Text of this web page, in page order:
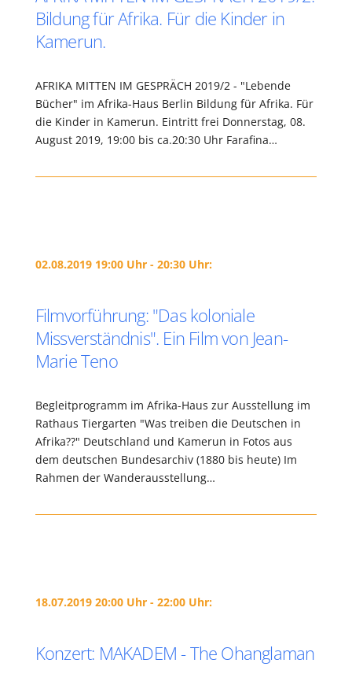
Bildung für Afrika. Für die Kinder in
Kamerun.
AFRIKA MITTEN IM GESPRÄCH 2019/2 - "Lebende
Bücher" im Afrika-Haus Berlin Bildung für Afrika. Für
die Kinder in Kamerun. Eintritt frei Donnerstag, 08.
August 2019, 19:00 bis ca.20:30 Uhr Farafina…
02.08.2019 19:00 Uhr - 20:30 Uhr:
Filmvorführung: "Das koloniale
Missverständnis". Ein Film von Jean-
Marie Teno
Begleitprogramm im Afrika-Haus zur Ausstellung im
Rathaus Tiergarten "Was treiben die Deutschen in
Afrika??" Deutschland und Kamerun in Fotos aus
dem deutschen Bundesarchiv (1880 bis heute) Im
Rahmen der Wanderausstellung…
18.07.2019 20:00 Uhr - 22:00 Uhr:
Konzert: MAKADEM - The Ohanglaman